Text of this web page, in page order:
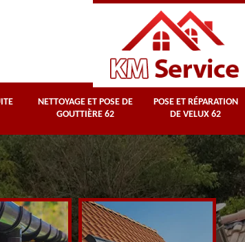
NETTOYAGE ET POSE DE
GOUTTIÈRE 62
POSE ET RÉPARATION
DE VELUX 62